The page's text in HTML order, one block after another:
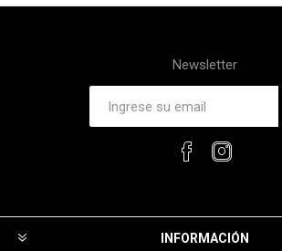
Newsletter
INFORMACIÓN